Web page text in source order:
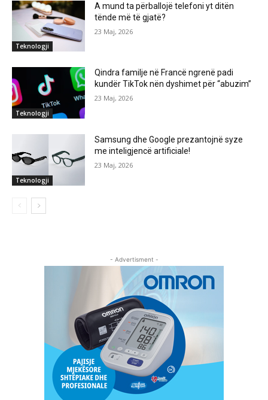
Teknologji
A mund ta përballojë telefoni yt ditën
tënde më të gjatë?
23 Maj, 2026
Teknologji
Qindra familje në Francë ngrenë padi
kundër TikTok nën dyshimet për “abuzim”
23 Maj, 2026
Teknologji
Samsung dhe Google prezantojnë syze
me inteligjencë artificiale!
23 Maj, 2026
- Advertisment -